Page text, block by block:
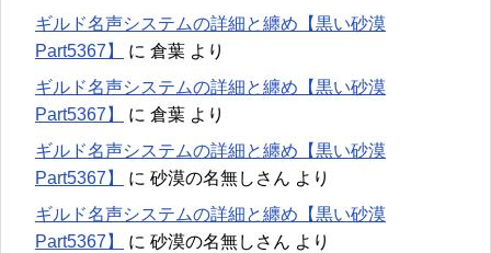
ギルド名声システムの詳細と纏め【黒い砂漠
Part5367】
に 倉葉 より
ギルド名声システムの詳細と纏め【黒い砂漠
Part5367】
に 倉葉 より
ギルド名声システムの詳細と纏め【黒い砂漠
Part5367】
に 砂漠の名無しさん より
ギルド名声システムの詳細と纏め【黒い砂漠
Part5367】
に 砂漠の名無しさん より